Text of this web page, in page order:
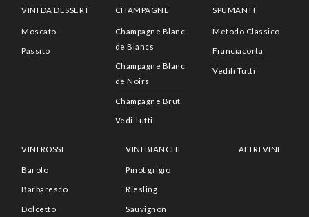
VINI DA DESSERT
Moscato
Passito
CHAMPAGNE
Champagne Blanc
de Blancs
Champagne Blanc
de Noirs
Champagne Brut
Vedi Tutti
SPUMANTI
Metodo Classico
Franciacorta
Vedili Tutti
VINI ROSSI
Barolo
Barbaresco
Dolcetto
VINI BIANCHI
Pinot grigio
Riesling
Sauvignon
ALTRI VINI